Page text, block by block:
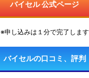
バイセル 公式ページ
※申し込みは１分で完了します
バイセルの口コミ、評判